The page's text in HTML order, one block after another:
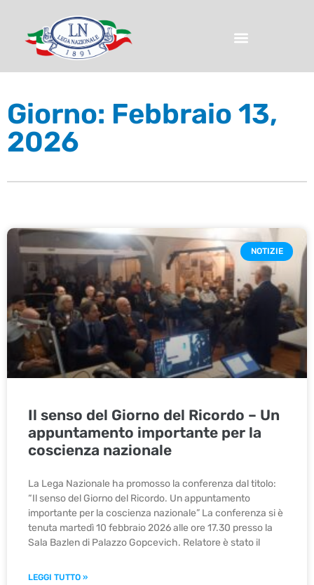
Giorno: Febbraio 13,
2026
NOTIZIE
Il senso del Giorno del Ricordo – Un
appuntamento importante per la
coscienza nazionale
La Lega Nazionale ha promosso la conferenza dal titolo:
“Il senso del Giorno del Ricordo. Un appuntamento
importante per la coscienza nazionale” La conferenza si è
tenuta martedì 10 febbraio 2026 alle ore 17.30 presso la
Sala Bazlen di Palazzo Gopcevich. Relatore è stato il
LEGGI TUTTO »